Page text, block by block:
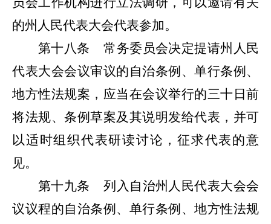
的州人民代表大会代表参加。
第十八条
常务委员会决定提请州人民
代表大会会议审议的自治条例、单行条例、
地方性法规案，应当在会议举行的三十日前
将法规、条例草案及其说明发给代表，并可
以适时组织代表研读讨论，征求代表的意
见。
第十九条
列入自治州人民代表大会会
议议程的自治条例、单行条例、地方性法规